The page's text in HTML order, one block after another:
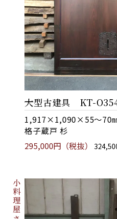
大型古建具 KT-
1,917×1,090×55～70
格子蔵戸 杉
295,000円（税抜）